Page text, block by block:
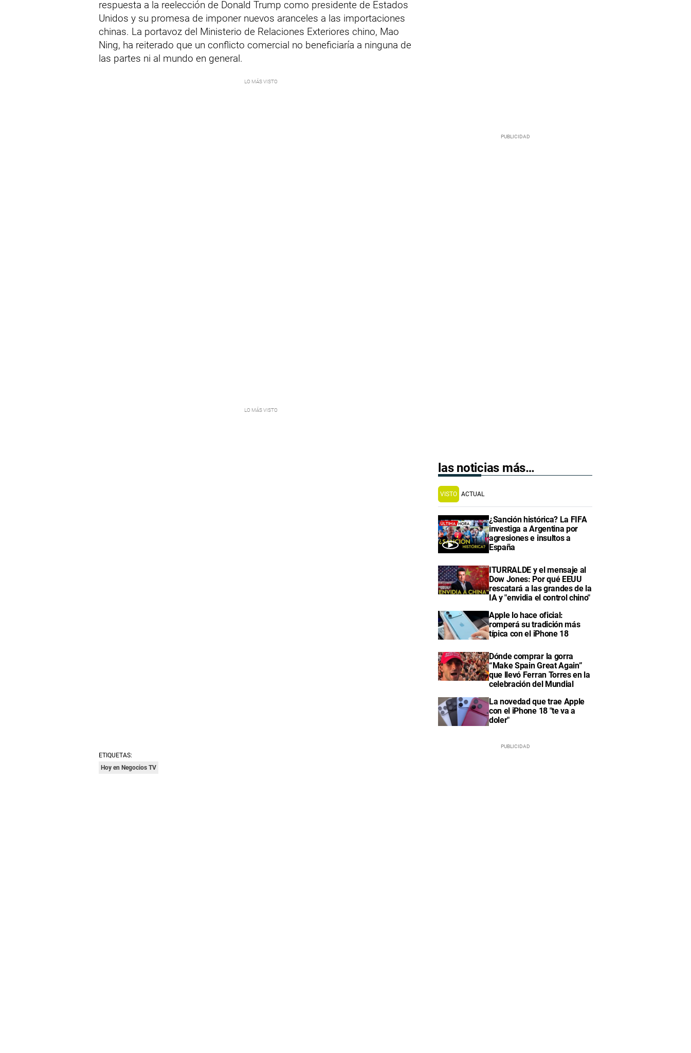
respuesta a la reelección de Donald Trump como presidente de Estados
Unidos y su promesa de imponer nuevos aranceles a las importaciones
chinas. La portavoz del Ministerio de Relaciones Exteriores chino, Mao
Ning, ha reiterado que un conflicto comercial no beneficiaría a ninguna de
las partes ni al mundo en general.
ETIQUETAS:
Hoy en Negocios TV
las noticias más…
VISTO ACTUAL
¿Sanción histórica? La FIFA
investiga a Argentina por
agresiones e insultos a
España
ITURRALDE y el mensaje al
Dow Jones: Por qué EEUU
rescatará a las grandes de la
IA y "envidia el control chino"
Apple lo hace oficial:
romperá su tradición más
típica con el iPhone 18
Dónde comprar la gorra
“Make Spain Great Again”
que llevó Ferran Torres en la
celebración del Mundial
La novedad que trae Apple
con el iPhone 18 "te va a
doler"